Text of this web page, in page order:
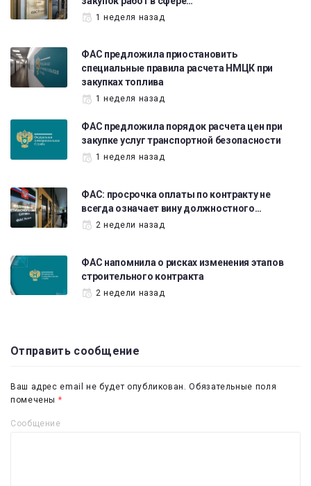
1 неделя назад
ФАС предложила приостановить
специальные правила расчета НМЦК при
закупках топлива
1 неделя назад
ФАС предложила порядок расчета цен при
закупке услуг транспортной безопасности
1 неделя назад
ФАС: просрочка оплаты по контракту не
всегда означает вину должностного…
2 недели назад
ФАС напомнила о рисках изменения этапов
строительного контракта
2 недели назад
Отправить сообщение
Ваш адрес email не будет опубликован. Обязательные поля
помечены *
Сообщение